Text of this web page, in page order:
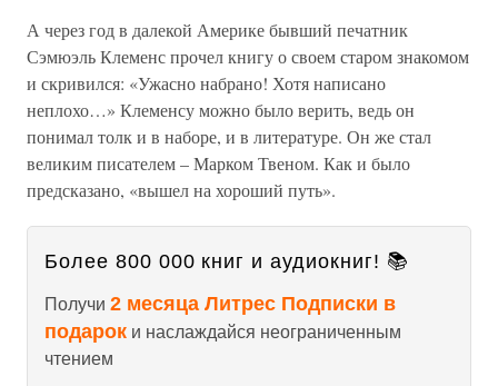
А через год в далекой Америке бывший печатник
Сэмюэль Клеменс прочел книгу о своем старом знакомом
и скривился: «Ужасно набрано! Хотя написано
неплохо…» Клеменсу можно было верить, ведь он
понимал толк и в наборе, и в литературе. Он же стал
великим писателем – Марком Твеном. Как и было
предсказано, «вышел на хороший путь».
Более 800 000 книг и аудиокниг! 📚
Получи 2 месяца Литрес Подписки в
подарок и наслаждайся неограниченным
чтением